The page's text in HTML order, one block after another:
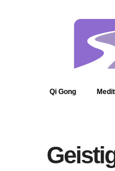
Qi Gong